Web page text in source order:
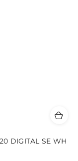
DIGITAL SE WH